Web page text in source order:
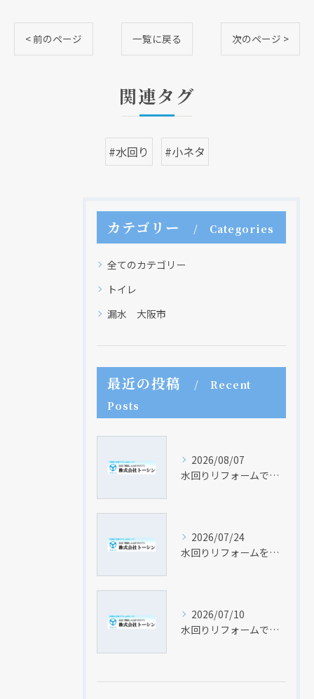
< 前のページ 一覧に戻る 次のページ >
関連タグ
#水回り #小ネタ
カテゴリー Categories
全てのカテゴリー
トイレ
漏水 大阪市
最近の投稿
Recent
Posts
2026/08/07
水回りリフォームで安心業者を見極めるためのポイントと実践的な見積もり比較法
2026/07/24
水回りリフォームを家族構成に合わせて快適な住まいを実現する費用と使い勝手の工夫
2026/07/10
水回りリフォームでキッチンのみを快適に変える費用と賢い選び方